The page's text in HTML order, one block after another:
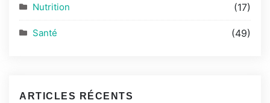
Nutrition (17)
Santé (49)
ARTICLES RÉCENTS